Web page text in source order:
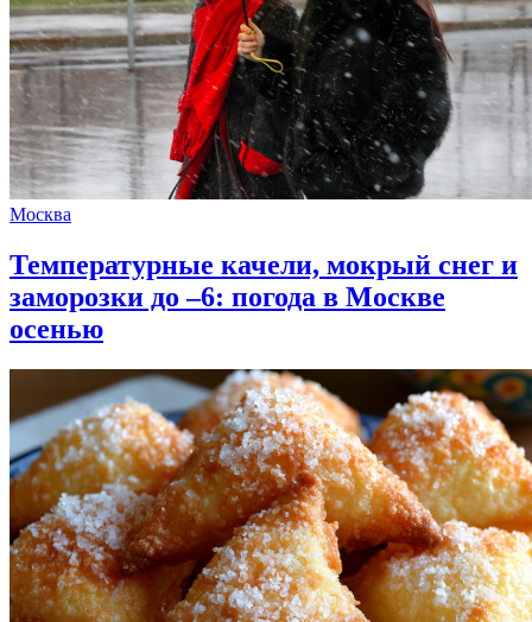
Москва
Температурные качели, мокрый снег и
заморозки до –6: погода в Москве
осенью